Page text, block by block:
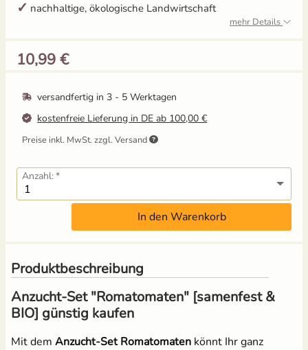
nachhaltige, ökologische Landwirtschaft
mehr Details
10,99 €
versandfertig in3 - 5 Werktagen
kostenfreie Lieferung in DE ab 100,00 €
Preise inkl. MwSt. zzgl. Versand
Anzahl:
In den Warenkorb
Produktbeschreibung
Anzucht-Set "Romatomaten" [samenfest &
BIO] günstig kaufen
Mit dem Anzucht-Set Romatomaten könnt Ihr ganz
Küchenkräuter
Kürbis
Mangold
Möhren
Pastinake
Porree/ Lauch
Radieschen
Robuste Tomatensorten
Romatomaten
Russische Tomaten
Tomaten für Tomatenhaus
Tomatensamen Set